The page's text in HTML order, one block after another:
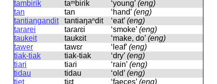
tambirik taᵐbiɾik ‘young’ (eng)
tan
tan ‘hand’ (eng)
tantiangandit
tantiaŋaⁿdit ‘eat’ (eng)
tararei
taɾaɾɛi ‘smoke’ (eng)
taukeit
taukɛit ‘make, do’ (eng)
tawer
tawɛɾ ‘leaf’ (eng)
tiak-tiak
tiak-tiak ‘dry’ (eng)
tiari
tiaɾi ‘rain’ (eng)
tidau
tidau ‘old’ (eng)
tiet
tiɛt ‘faeces’ (eng)